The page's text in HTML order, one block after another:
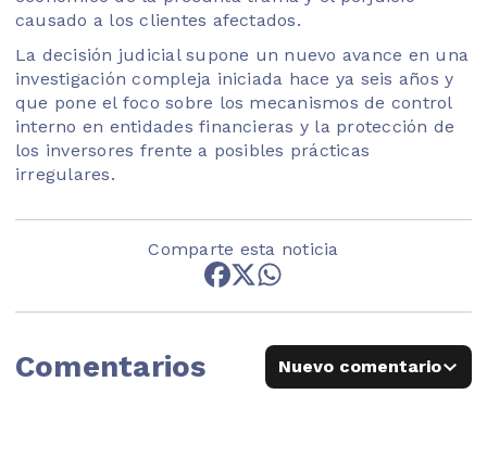
causado a los clientes afectados.
La decisión judicial supone un nuevo avance en una
investigación compleja iniciada hace ya seis años y
que pone el foco sobre los mecanismos de control
interno en entidades financieras y la protección de
los inversores frente a posibles prácticas
irregulares.
Comparte esta noticia
Comentarios Nuevo comentario